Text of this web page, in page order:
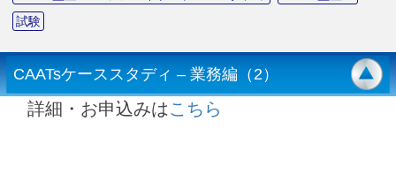
試験
CAATsケーススタディ – 業務編（2）
詳細・お申込みはこちら